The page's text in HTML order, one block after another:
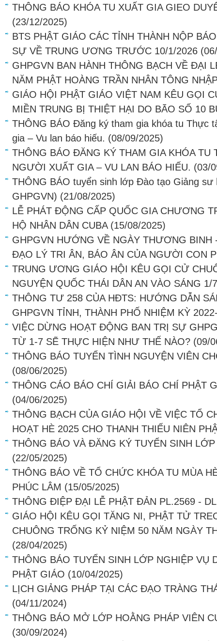
THÔNG BÁO KHÓA TU XUẤT GIA GIEO
(23/12/2025)
BTS PHẬT GIÁO CÁC TỈNH THÀNH NỘP
SỰ VỀ TRUNG ƯƠNG TRƯỚC 10/1/2026
GHPGVN BAN HÀNH THÔNG BẠCH VỀ ĐẠI
NĂM PHẬT HOÀNG TRẦN NHÂN TÔNG
GIÁO HỘI PHẬT GIÁO VIỆT NAM KÊU GỌI
MIỀN TRUNG BỊ THIỆT HẠI DO BÃO SỐ 10
THÔNG BÁO Đăng ký tham gia khóa tu Thực
gia – Vu lan báo hiếu. (08/09/2025)
THÔNG BÁO ĐĂNG KÝ THAM GIA KHÓA
NGƯỜI XUẤT GIA – VU LAN BÁO HIẾU. (03/
THÔNG BÁO tuyển sinh lớp Đào tạo Giảng
GHPGVN) (21/08/2025)
LỄ PHÁT ĐỘNG CẤP QUỐC GIA CHƯƠNG
HỘ NHÂN DÂN CUBA (15/08/2025)
GHPGVN HƯỚNG VỀ NGÀY THƯƠNG BINH
ĐẠO LÝ TRI ÂN, BÁO ÂN CỦA NGƯỜI CON
TRUNG ƯƠNG GIÁO HỘI KÊU GỌI CỬ
NGUYỆN QUỐC THÁI DÂN AN VÀO SÁNG 1/
THÔNG TƯ 258 CỦA HĐTS: HƯỚNG DẪN
GHPGVN TỈNH, THÀNH PHỐ NHIỆM KỲ
VIỆC DỪNG HOẠT ĐỘNG BAN TRỊ SỰ
TỪ 1-7 SẼ THỰC HIỆN NHƯ THẾ NÀO? (09/
THÔNG BÁO TUYỂN TÌNH NGUYỆN VIÊN
(08/06/2025)
THÔNG CÁO BÁO CHÍ GIẢI BÁO CHÍ PHẬT
(04/06/2025)
THÔNG BẠCH CỦA GIÁO HỘI VỀ VIỆC TỔ
HOẠT HÈ 2025 CHO THANH THIẾU NIÊN
THÔNG BÁO VÀ ĐĂNG KÝ TUYỂN SINH
(22/05/2025)
THÔNG BÁO VỀ TỔ CHỨC KHÓA TU MÙA
PHÚC LÂM (15/05/2025)
THÔNG ĐIỆP ĐẠI LỄ PHẬT ĐẢN PL.2569 -
GIÁO HỘI KÊU GỌI TĂNG NI, PHẬT TỬ
CHUÔNG TRỐNG KỶ NIỆM 50 NĂM NGÀY
(28/04/2025)
THÔNG BÁO TUYỂN SINH LỚP NGHIỆP VỤ
PHẬT GIÁO (10/04/2025)
LỊCH GIẢNG PHÁP TẠI CÁC ĐẠO TRÀNG
(04/11/2024)
THÔNG BÁO MỞ LỚP HOẰNG PHÁP VIÊN
(30/09/2024)